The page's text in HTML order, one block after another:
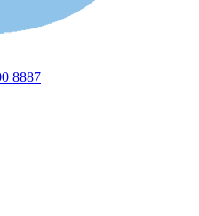
8887